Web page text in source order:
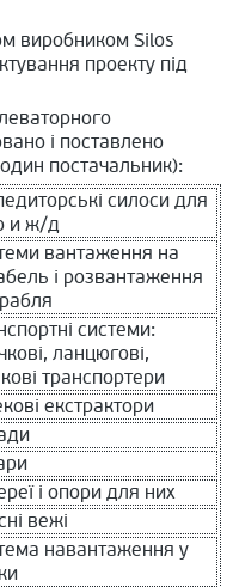
виробником Silos
проекту під
і поставлено
постачальник):
силоси для
и ж/д
вантаження на
і розвантаження
системи:
ланцюгові,
транспортери
екстрактори
і опори для них
вежі
навантаження у